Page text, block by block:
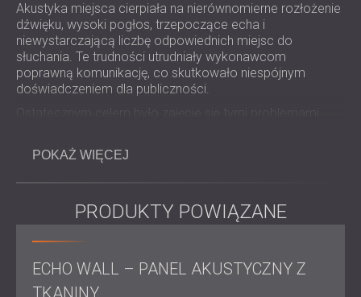
Akustyka miejsca cierpiała na nierównomierne rozłożenie
dźwięku, wysoki pogłos, trzepoczące echa i
niewystarczającą liczbę odpowiednich miejsc do
słuchania. Te trudności utrudniały wykonawcom
poprawną komunikację, co skutkowało niespójnym
doświadczeniem dla publiczności.
jednoczesnym zachowaniu prostego, intymnego stylu
przestrzeni. DECIBEL otrzymało zadanie opracowania
spot” dla członków widowni, a jednocześnie zachowa
estetyczny urokmiejsca.
Zakres prac
Montaż rozpraszaczy dźwięku do rozpraszania fal o
POKAŻ WIĘCEJ
PRODUKTY POWIĄZANE
ECHO WALL – PANEL AKUSTYCZNY Z
TKANINY